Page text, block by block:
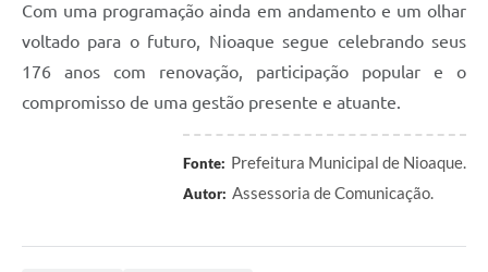
Com uma programação ainda em andamento e um olhar
voltado para o futuro, Nioaque segue celebrando seus
176 anos com renovação, participação popular e o
compromisso de uma gestão presente e atuante.
Fonte: Prefeitura Municipal de Nioaque.
Autor: Assessoria de Comunicação.